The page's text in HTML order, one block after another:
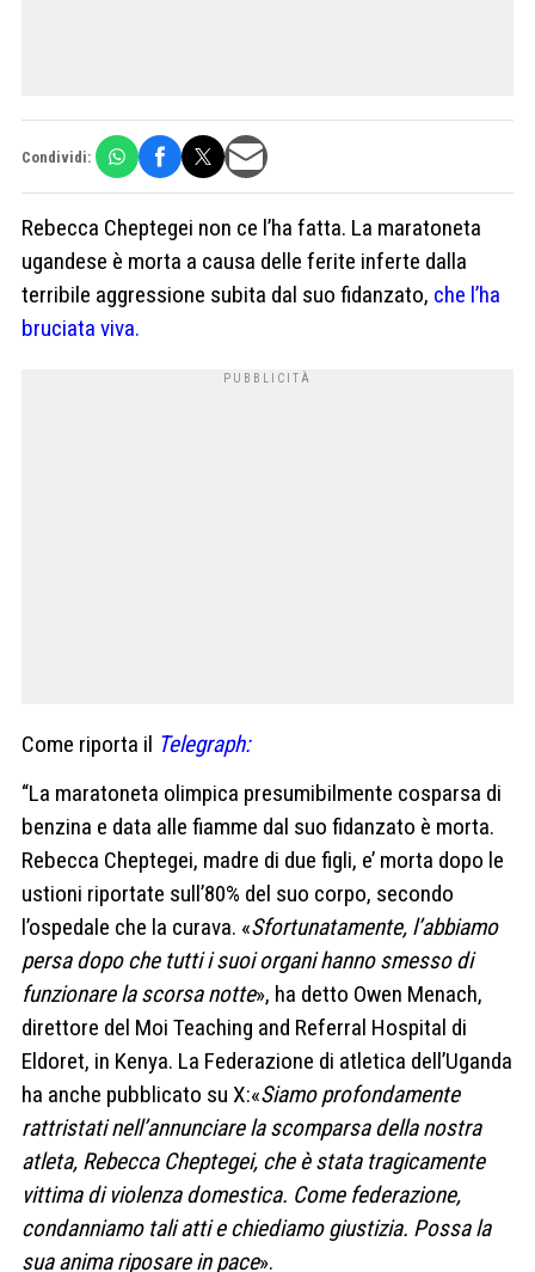
Condividi:
Rebecca Cheptegei non ce l’ha fatta. La maratoneta
ugandese è morta a causa delle ferite inferte dalla
terribile aggressione subita dal suo fidanzato, che l’ha
bruciata viva.
Come riporta il Telegraph:
“La maratoneta olimpica presumibilmente cosparsa di
benzina e data alle fiamme dal suo fidanzato è morta.
Rebecca Cheptegei, madre di due figli, e’ morta dopo le
ustioni riportate sull’80% del suo corpo, secondo
l’ospedale che la curava. «Sfortunatamente, l’abbiamo
persa dopo che tutti i suoi organi hanno smesso di
funzionare la scorsa notte», ha detto Owen Menach,
direttore del Moi Teaching and Referral Hospital di
Eldoret, in Kenya. La Federazione di atletica dell’Uganda
ha anche pubblicato su X:«Siamo profondamente
rattristati nell’annunciare la scomparsa della nostra
atleta, Rebecca Cheptegei, che è stata tragicamente
vittima di violenza domestica. Come federazione,
condanniamo tali atti e chiediamo giustizia. Possa la
sua anima riposare in pace».